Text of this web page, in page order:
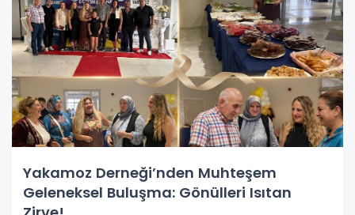
Yakamoz Derneği’nden Muhteşem
Geleneksel Buluşma: Gönülleri Isıtan